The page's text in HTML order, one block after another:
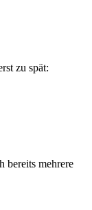
zu spät:
bereits mehrere